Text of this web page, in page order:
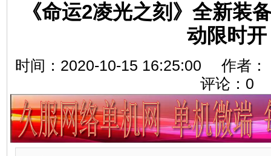
《命运2凌光之刻》全新装
动限时开
时间：2020-10-15 16:25:00 作
评论： 0